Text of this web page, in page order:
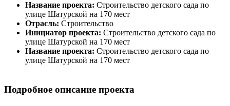
Название проекта: Строительство детского сада по
улице Шатурской на 170 мест
Отрасль: Строительство
Инициатор проекта: Строительство детского сада по
улице Шатурской на 170 мест
Название проекта: Строительство детского сада по
улице Шатурской на 170 мест
Подробное описание проекта